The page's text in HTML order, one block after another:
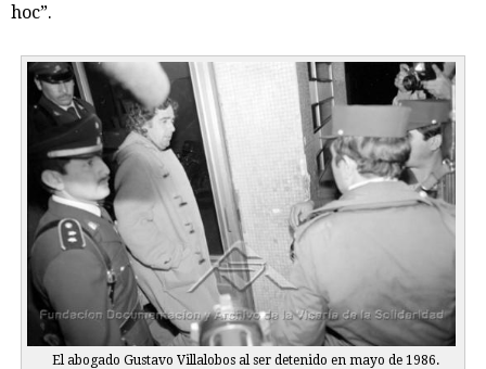
hoc”.
El abogado Gustavo Villalobos al ser detenido en mayo de 1986.